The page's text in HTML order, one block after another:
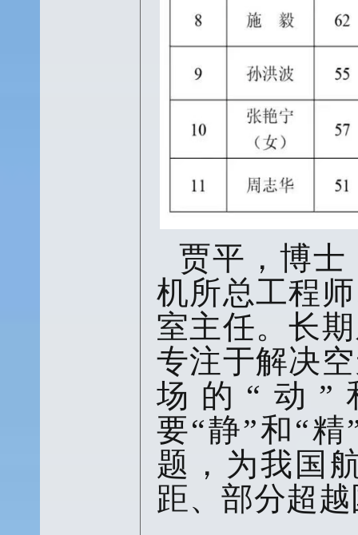
贾平，博
机所总工程
室主任。长
专注于解决
场的“动”
要“静”和“
题，为我国
距、部分超